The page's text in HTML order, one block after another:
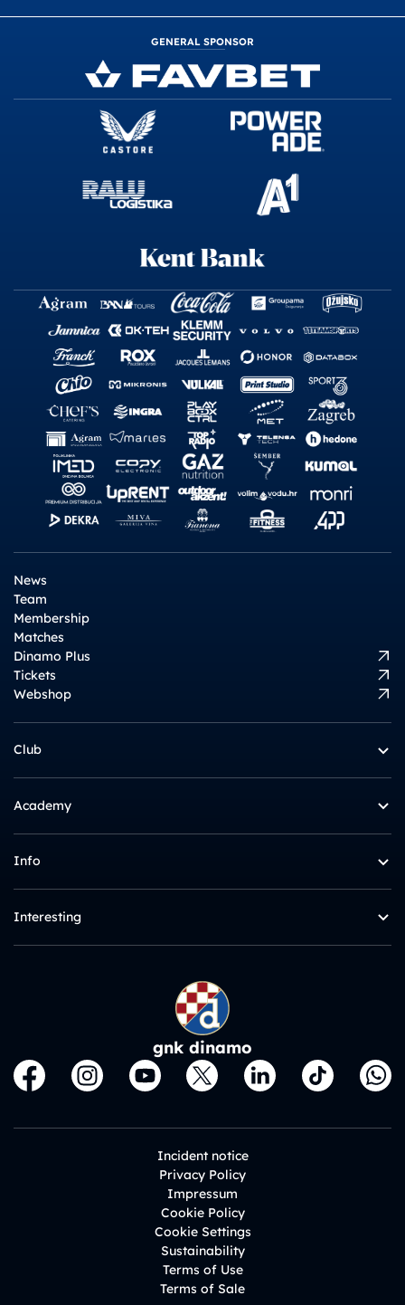
GENERAL SPONSOR
News
Team
Membership
Matches
Dinamo Plus
Tickets
Webshop
Club
Academy
Info
Interesting
gnk dinamo
Incident notice
Privacy Policy
Impressum
Cookie Policy
Cookie Settings
Sustainability
Terms of Use
Terms of Sale